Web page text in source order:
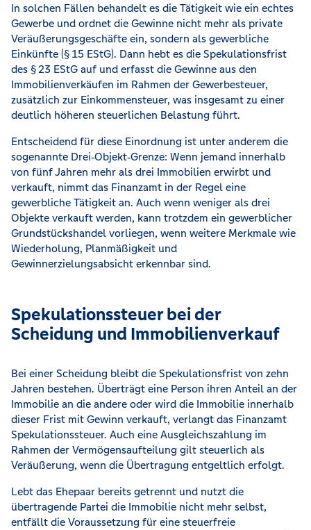
In solchen Fällen behandelt es die Tätigkeit wie ein echtes
Gewerbe und ordnet die Gewinne nicht mehr als private
Veräußerungsgeschäfte ein, sondern als gewerbliche
Einkünfte (§ 15 EStG). Dann hebt es die Spekulationsfrist
des § 23 EStG auf und erfasst die Gewinne aus den
Immobilienverkäufen im Rahmen der Gewerbesteuer,
zusätzlich zur Einkommensteuer, was insgesamt zu einer
deutlich höheren steuerlichen Belastung führt.
Entscheidend für diese Einordnung ist unter anderem die
sogenannte Drei‑Objekt‑Grenze: Wenn jemand innerhalb
von fünf Jahren mehr als drei Immobilien erwirbt und
verkauft, nimmt das Finanzamt in der Regel eine
gewerbliche Tätigkeit an. Auch wenn weniger als drei
Objekte verkauft werden, kann trotzdem ein gewerblicher
Grundstückshandel vorliegen, wenn weitere Merkmale wie
Wiederholung, Planmäßigkeit und
Gewinnerzielungsabsicht erkennbar sind.
Spekulationssteuer bei der
Scheidung und Immobilienverkauf
Bei einer Scheidung bleibt die Spekulationsfrist von zehn
Jahren bestehen. Überträgt eine Person ihren Anteil an der
Immobilie an die andere oder wird die Immobilie innerhalb
dieser Frist mit Gewinn verkauft, verlangt das Finanzamt
Spekulationssteuer. Auch eine Ausgleichszahlung im
Rahmen der Vermögensaufteilung gilt steuerlich als
Veräußerung, wenn die Übertragung entgeltlich erfolgt.
Lebt das Ehepaar bereits getrennt und nutzt die
übertragende Partei die Immobilie nicht mehr selbst,
entfällt die Voraussetzung für eine steuerfreie